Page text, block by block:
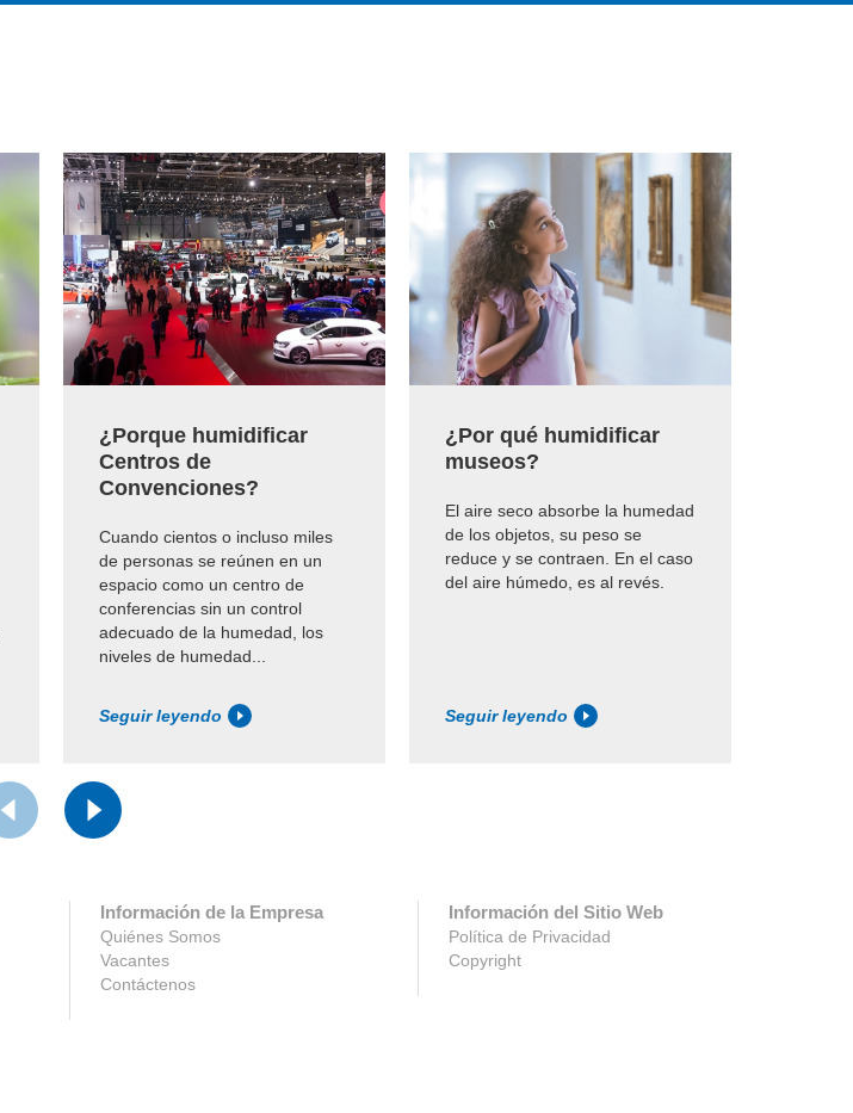
¿Porque humidificar
Centros de
Convenciones?
Cuando cientos o incluso miles
de personas se reúnen en un
espacio como un centro de
conferencias sin un control
adecuado de la humedad, los
niveles de humedad...
Seguir leyendo
¿Por qué humidificar
museos?
El aire seco absorbe la humedad
de los objetos, su peso se
reduce y se contraen. En el caso
del aire húmedo, es al revés.
Seguir leyendo
Información de la Empresa
Quiénes Somos
Vacantes
Contáctenos
Información del Sitio Web
Política de Privacidad
Copyright